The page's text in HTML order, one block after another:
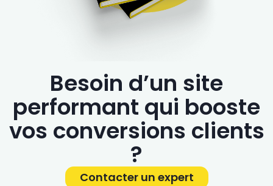
Besoin d’un site
performant qui booste
vos conversions clients
?
Contacter un expert